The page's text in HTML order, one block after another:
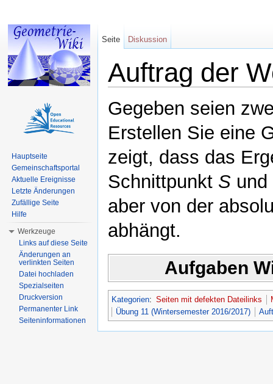
Auftrag der
Gegeben seien
Erstellen Sie eine
zeigt, dass das
Schnittpunkt S
aber von der
abhängt.
Aufgaben
Kategorien: Seiten mit defekten Dateilinks
Übung 11 (Wintersemester 2016/2017)
Seite Diskussion
Hauptseite
Gemeinschaftsportal
Aktuelle Ereignisse
Letzte Änderungen
Zufällige Seite
Hilfe
Werkzeuge
Links auf diese Seite
Änderungen an
verlinkten Seiten
Datei hochladen
Spezialseiten
Druckversion
Permanenter Link
Seiteninformationen